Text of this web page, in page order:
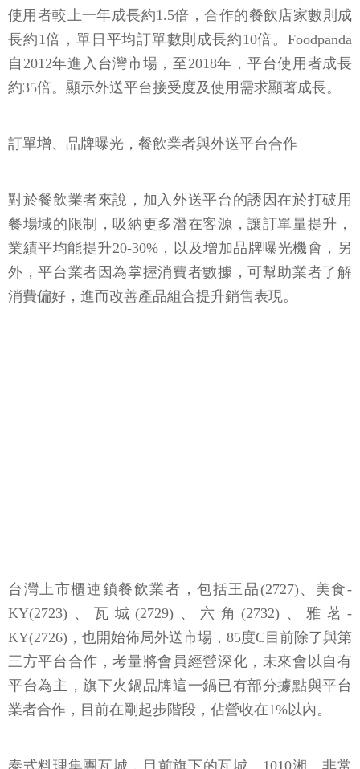
使用者較上一年成長約1.5倍，合作的餐飲店家數則成
長約1倍，單日平均訂單數則成長約10倍。Foodpanda
自2012年進入台灣市場，至2018年，平台使用者成長
約35倍。顯示外送平台接受度及使用需求顯著成長。
訂單增、品牌曝光，餐飲業者與外送平台合作
對於餐飲業者來說，加入外送平台的誘因在於打破用
餐場域的限制，吸納更多潛在客源，讓訂單量提升，
業績平均能提升20-30%，以及增加品牌曝光機會，另
外，平台業者因為掌握消費者數據，可幫助業者了解
消費偏好，進而改善產品組合提升銷售表現。
台灣上市櫃連鎖餐飲業者，包括王品(2727)、美食-
KY(2723)、瓦城(2729)、六角(2732)、雅茗-
KY(2726)，也開始佈局外送市場，85度C目前除了與第
三方平台合作，考量將會員經營深化，未來會以自有
平台為主，旗下火鍋品牌這一鍋已有部分據點與平台
業者合作，目前在剛起步階段，佔營收在1%以內。
泰式料理集團瓦城，目前旗下的瓦城、1010湘、非常